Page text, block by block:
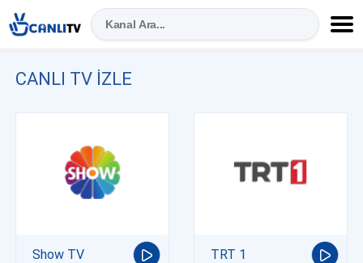
CANLI TV IZLE
Show TV TRT 1